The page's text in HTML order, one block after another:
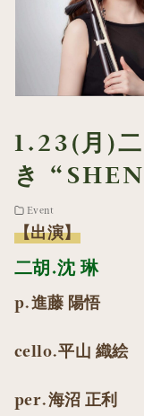
1.23(月)
き
Event
【出演】
二胡.沈 琳
p.進藤 陽悟
cello.平山 織絵
per.海沼 正利